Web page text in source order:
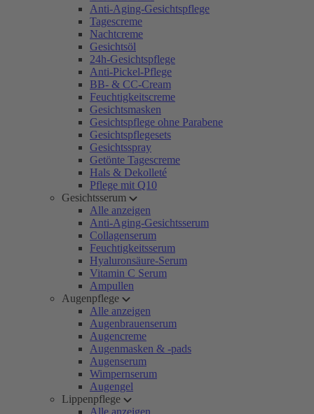
Anti-Aging-Gesichtspflege
Tagescreme
Nachtcreme
Gesichtsöl
24h-Gesichtspflege
Anti-Pickel-Pflege
BB- & CC-Cream
Feuchtigkeitscreme
Gesichtsmasken
Gesichtspflege ohne Parabene
Gesichtspflegesets
Gesichtsspray
Getönte Tagescreme
Hals & Dekolleté
Pflege mit Q10
Gesichtsserum
Alle anzeigen
Anti-Aging-Gesichtsserum
Collagenserum
Feuchtigkeitsserum
Hyaluronsäure-Serum
Vitamin C Serum
Ampullen
Augenpflege
Alle anzeigen
Augenbrauenserum
Augencreme
Augenmasken & -pads
Augenserum
Wimpernserum
Augengel
Lippenpflege
Alle anzeigen